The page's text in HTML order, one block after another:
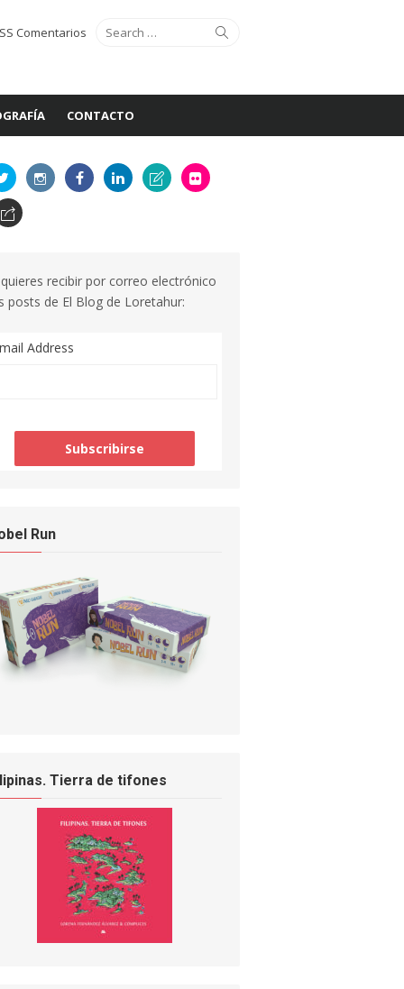
Search
for:
Comentarios
CONTACTO
recibir por correo electrónico
posts de El Blog de Loretahur:
Address
Run
Tierra de tifones